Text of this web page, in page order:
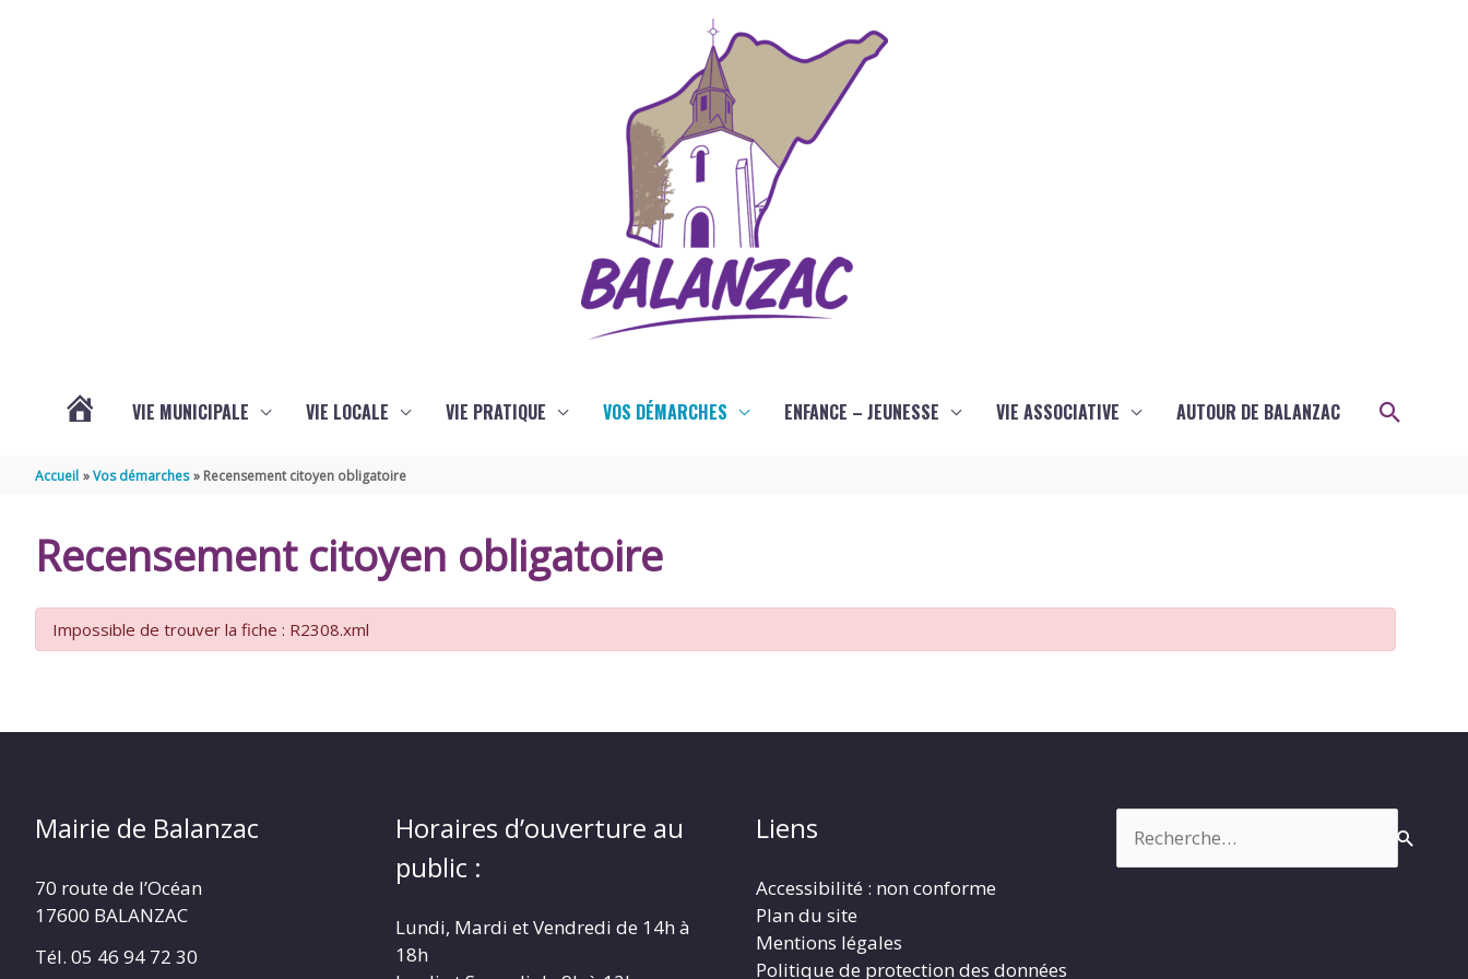
VIE MUNICIPALE VIE LOCALE VIE PRATIQUE VOS DÉMARCHES ENFANCE – JEUNESSE VIE ASSOCIATIVE AUTOUR DE BALANZAC
Accueil Vos démarches Recensement citoyen obligatoire
Recensement citoyen obligatoire
Impossible de trouver la fiche : R2308.xml
Mairie de Balanzac
70 route de l’Océan
17600 BALANZAC
Tél. 05 46 94 72 30
Horaires d’ouverture au
public :
Lundi, Mardi et Vendredi de 14h à
18h
Liens
Accessibilité : non conforme
Plan du site
Mentions légales
Politique de protection des données